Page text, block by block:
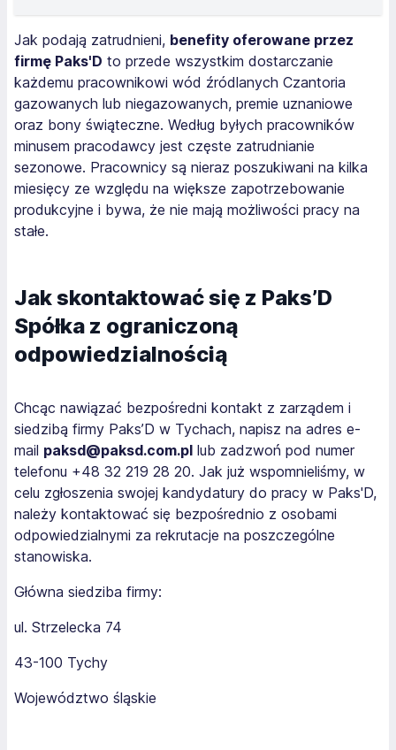
Jak podają zatrudnieni, benefity oferowane przez
firmę Paks'D to przede wszystkim dostarczanie
każdemu pracownikowi wód źródlanych Czantoria
gazowanych lub niegazowanych, premie uznaniowe
oraz bony świąteczne. Według byłych pracowników
minusem pracodawcy jest częste zatrudnianie
sezonowe. Pracownicy są nieraz poszukiwani na kilka
miesięcy ze względu na większe zapotrzebowanie
produkcyjne i bywa, że nie mają możliwości pracy na
stałe.
Jak skontaktować się z Paks’D
Spółka z ograniczoną
odpowiedzialnością
Chcąc nawiązać bezpośredni kontakt z zarządem i
siedzibą firmy Paks’D w Tychach, napisz na adres e-
mail paksd@paksd.com.pl lub zadzwoń pod numer
telefonu +48 32 219 28 20. Jak już wspomnieliśmy, w
celu zgłoszenia swojej kandydatury do pracy w Paks'D,
należy kontaktować się bezpośrednio z osobami
odpowiedzialnymi za rekrutacje na poszczególne
stanowiska.
Główna siedziba firmy:
ul. Strzelecka 74
43-100 Tychy
Województwo śląskie